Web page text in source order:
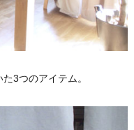
3つのアイテム。